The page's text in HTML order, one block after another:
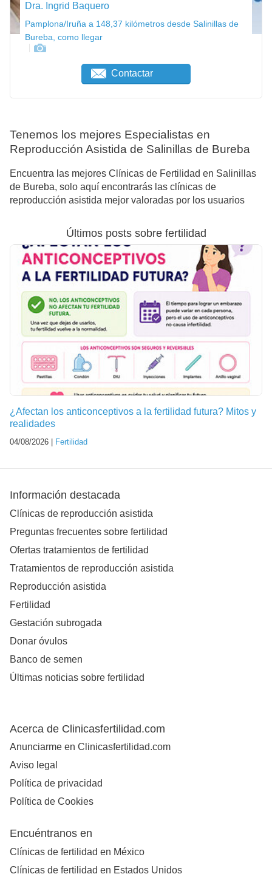
Dra. Ingrid Baquero
Pamplona/Iruña a 148,37 kilómetros desde Salinillas de
Bureba, como llegar
Contactar
Tenemos los mejores Especialistas en
Reproducción Asistida de Salinillas de Bureba
Encuentra las mejores Clínicas de Fertilidad en Salinillas
de Bureba, solo aquí encontrarás las clínicas de
reproducción asistida mejor valoradas por los usuarios
Últimos posts sobre fertilidad
¿Afectan los anticonceptivos a la fertilidad futura? Mitos y
realidades
04/08/2026 | Fertilidad
Información destacada
Clínicas de reproducción asistida
Preguntas frecuentes sobre fertilidad
Ofertas tratamientos de fertilidad
Tratamientos de reproducción asistida
Reproducción asistida
Fertilidad
Gestación subrogada
Donar óvulos
Banco de semen
Últimas noticias sobre fertilidad
Acerca de Clinicasfertilidad.com
Anunciarme en Clinicasfertilidad.com
Aviso legal
Política de privacidad
Política de Cookies
Encuéntranos en
Clínicas de fertilidad en México
Clínicas de fertilidad en Estados Unidos